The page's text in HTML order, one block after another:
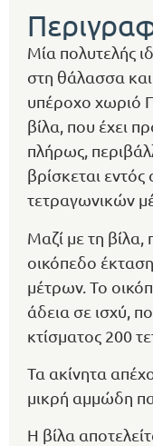
Μία πολυτελής
στη θάλασσα και
υπέροχο χωριό
βίλα, που έχει
πλήρως,
βρίσκεται
τετραγωνικών
Μαζί με τη βίλα,
οικόπεδο
μέτρων. Το
άδεια σε ισχύ,
κτίσματος 200
Τα ακίνητα
μικρή αμμώδη
Η βίλα